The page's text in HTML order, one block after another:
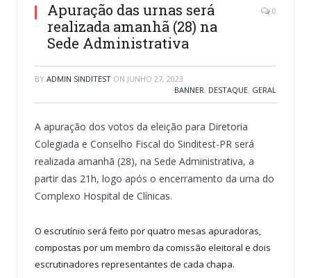
Apuração das urnas será
realizada amanhã (28) na
Sede Administrativa
0
BY ADMIN SINDITEST ON JUNHO 27, 2023
BANNER, DESTAQUE, GERAL
A apuração dos votos da eleição para Diretoria
Colegiada e Conselho Fiscal do Sinditest-PR será
realizada amanhã (28), na Sede Administrativa, a
partir das 21h, logo após o encerramento da urna do
Complexo Hospital de Clínicas.
O escrutínio será feito por quatro mesas apuradoras,
compostas por um membro da comissão eleitoral e dois
escrutinadores representantes de cada chapa.